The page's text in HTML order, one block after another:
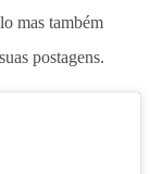
mas também
postagens.